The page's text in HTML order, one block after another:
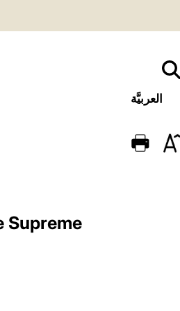
العربيَّة
ENGLISH
Supreme